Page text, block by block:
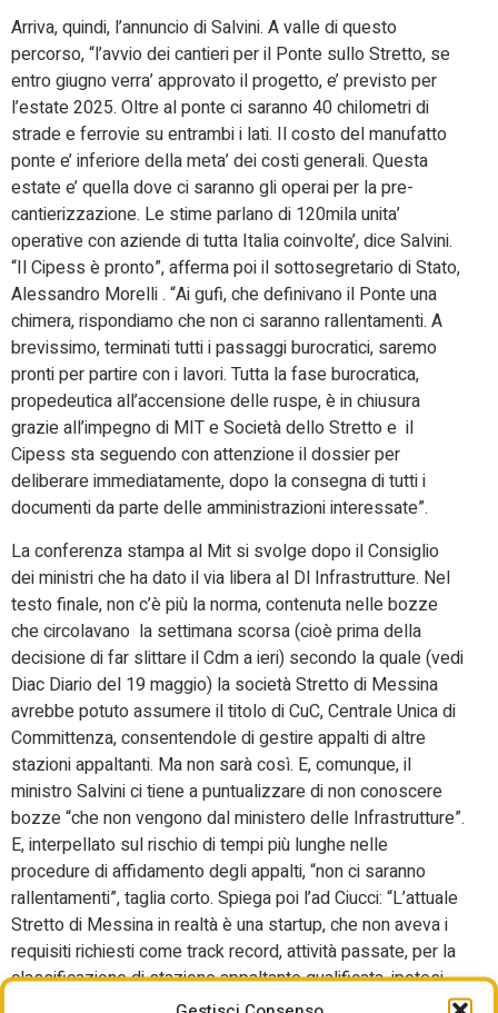
Arriva, quindi, l’annuncio di Salvini. A valle di questo
percorso, “l’avvio dei cantieri per il Ponte sullo Stretto, se
entro giugno verra’ approvato il progetto, e’ previsto per
l’estate 2025. Oltre al ponte ci saranno 40 chilometri di
strade e ferrovie su entrambi i lati. Il costo del manufatto
ponte e’ inferiore della meta’ dei costi generali. Questa
estate e’ quella dove ci saranno gli operai per la pre-
cantierizzazione. Le stime parlano di 120mila unita’
operative con aziende di tutta Italia coinvolte’, dice Salvini.
“Il Cipess è pronto”, afferma poi il sottosegretario di Stato,
Alessandro Morelli . “Ai gufi, che definivano il Ponte una
chimera, rispondiamo che non ci saranno rallentamenti. A
brevissimo, terminati tutti i passaggi burocratici, saremo
pronti per partire con i lavori. Tutta la fase burocratica,
propedeutica all’accensione delle ruspe, è in chiusura
grazie all’impegno di MIT e Società dello Stretto e il
Cipess sta seguendo con attenzione il dossier per
deliberare immediatamente, dopo la consegna di tutti i
documenti da parte delle amministrazioni interessate”.
La conferenza stampa al Mit si svolge dopo il Consiglio
dei ministri che ha dato il via libera al Dl Infrastrutture. Nel
testo finale, non c’è più la norma, contenuta nelle bozze
che circolavano la settimana scorsa (cioè prima della
decisione di far slittare il Cdm a ieri) secondo la quale (vedi
Diac Diario del 19 maggio) la società Stretto di Messina
avrebbe potuto assumere il titolo di CuC, Centrale Unica di
Committenza, consentendole di gestire appalti di altre
stazioni appaltanti. Ma non sarà così. E, comunque, il
ministro Salvini ci tiene a puntualizzare di non conoscere
bozze “che non vengono dal ministero delle Infrastrutture”.
E, interpellato sul rischio di tempi più lunghe nelle
procedure di affidamento degli appalti, “non ci saranno
rallentamenti”, taglia corto. Spiega poi l’ad Ciucci: “L’attuale
Stretto di Messina in realtà è una startup, che non aveva i
requisiti richiesti come track record, attività passate, per la
classificazione di stazione appaltante qualificata, ipotesi
prevista in una precedente bozza del decreto